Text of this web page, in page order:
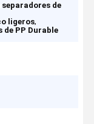
de
ligeros,
de PP Durable